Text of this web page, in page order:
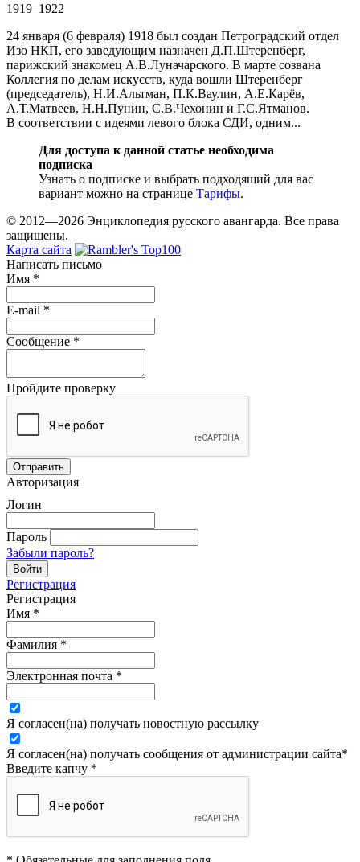
1919–1922
24 января (6 февраля) 1918 был создан Петроградский отдел
Изо НКП, его заведующим назначен Д.П.Штеренберг,
парижский знакомец А.В.Луначарского. В марте созвана
Коллегия по делам искусств, куда вошли Штеренберг
(председатель), Н.И.Альтман, П.К.Ваулин, А.Е.Карёв,
А.Т.Матвеев, Н.Н.Пунин, С.В.Чехонин и Г.С.Ятманов.
В соответствии с идеями левого блока СДИ, одним...
Для доступа к данной статье необходима
подписка
Узнать о подписке и выбрать подходящий для вас
вариант можно на странице Тарифы.
© 2012—2026 Энциклопедия русского авангарда. Все права
защищены.
Карта сайта
Написать письмо
Имя *
E-mail *
Сообщение *
Пройдите проверку
Авторизация
Логин
Пароль
Забыли пароль?
Регистрация
Регистрация
Имя *
Фамилия *
Электронная почта *
Я согласен(на) получать новостную рассылку
Я согласен(на) получать сообщения от администрации сайта*
Введите капчу *